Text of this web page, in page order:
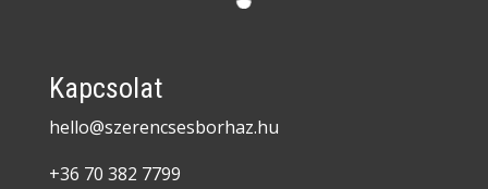
Kapcsolat
hello@szerencsesborhaz.hu
+36 70 382 7799